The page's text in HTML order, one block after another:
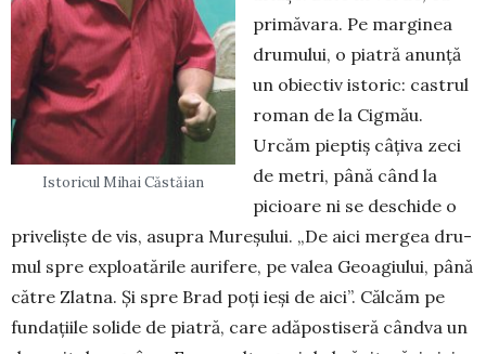
Istoricul Mihai Căstăian
pri­măvara. Pe marginea
drumului, o piatră anunță
un obiectiv istoric: castrul
roman de la Cig­mău.
Urcăm pieptiș câțiva zeci
de metri, până când la
picioare ni se deschide o
priveliște de vis, asupra Mureșului. „De aici mergea dru­
mul spre exploatările aurifere, pe valea Geoa­giului, până
către Zlatna. Și spre Brad poți ieși de aici”. Călcăm pe
fundațiile solide de piatră, care adăpostiseră cândva un